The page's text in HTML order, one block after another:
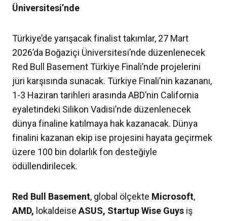
Üniversitesi’nde
Türkiye’de yarışacak finalist takımlar, 27 Mart
2026’da Boğaziçi Üniversitesi’nde düzenlenecek
Red Bull Basement Türkiye Finali’nde projelerini
jüri karşısında sunacak. Türkiye Finali’nin kazananı,
1-3 Haziran tarihleri arasında ABD’nin California
eyaletindeki Silikon Vadisi’nde düzenlenecek
dünya finaline katılmaya hak kazanacak. Dünya
finalini kazanan ekip ise projesini hayata geçirmek
üzere 100 bin dolarlık fon desteğiyle
ödüllendirilecek.
Red Bull Basement, global ölçekte Microsoft,
AMD, lokaldeise ASUS, Startup Wise Guys iş